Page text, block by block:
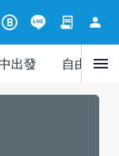
B contract person
出發 自由行menu